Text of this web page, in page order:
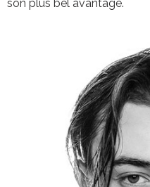
son plus bel avantage.